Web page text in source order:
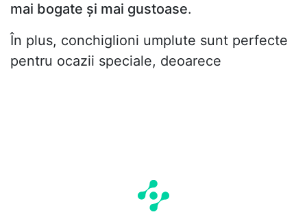
mai bogate și mai gustoase.
În plus, conchiglioni umplute sunt perfecte
pentru ocazii speciale, deoarece